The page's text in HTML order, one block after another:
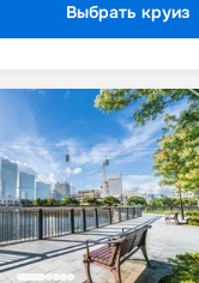
Выбрать круиз